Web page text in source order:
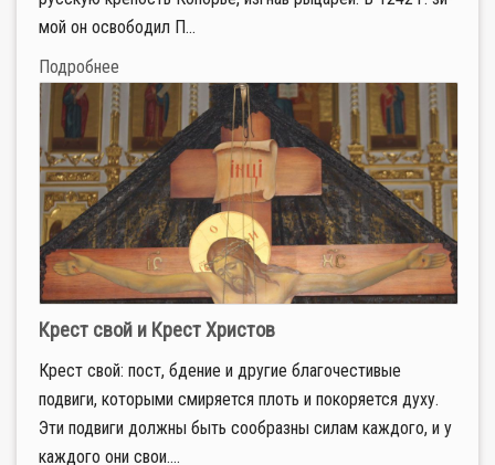
мой он осво­бо­дил П...
Подробнее
Крест свой и Крест Христов
Крест свой: пост, бдение и другие благочестивые
подвиги, которыми смиряется плоть и покоряется духу.
Эти подвиги должны быть сообразны силам каждого, и у
каждого они свои....